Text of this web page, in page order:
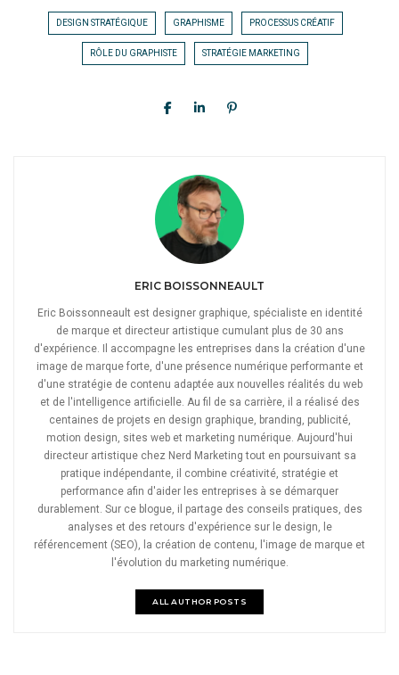
DESIGN STRATÉGIQUE GRAPHISME PROCESSUS CRÉATIF
RÔLE DU GRAPHISTE STRATÉGIE MARKETING
ERIC BOISSONNEAULT
Eric Boissonneault est designer graphique, spécialiste en identité
de marque et directeur artistique cumulant plus de 30 ans
d'expérience. Il accompagne les entreprises dans la création d'une
image de marque forte, d'une présence numérique performante et
d'une stratégie de contenu adaptée aux nouvelles réalités du web
et de l'intelligence artificielle. Au fil de sa carrière, il a réalisé des
centaines de projets en design graphique, branding, publicité,
motion design, sites web et marketing numérique. Aujourd'hui
directeur artistique chez Nerd Marketing tout en poursuivant sa
pratique indépendante, il combine créativité, stratégie et
performance afin d'aider les entreprises à se démarquer
durablement. Sur ce blogue, il partage des conseils pratiques, des
analyses et des retours d'expérience sur le design, le
référencement (SEO), la création de contenu, l'image de marque et
l'évolution du marketing numérique.
ALL AUTHOR POSTS